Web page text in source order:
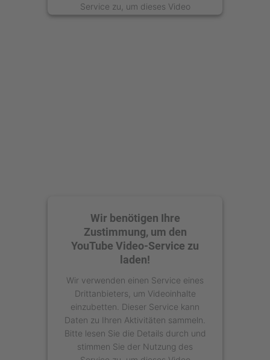
Service zu, um dieses Video
anzusehen.
Wir benötigen Ihre
Zustimmung, um den
YouTube Video-Service zu
laden!
Wir verwenden einen Service eines
Drittanbieters, um Videoinhalte
einzubetten. Dieser Service kann
Daten zu Ihren Aktivitäten sammeln.
Bitte lesen Sie die Details durch und
stimmen Sie der Nutzung des